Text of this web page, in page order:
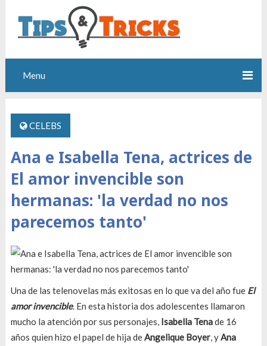
Menu
CELEBS
Ana e Isabella Tena, actrices de
El amor invencible son
hermanas: 'la verdad no nos
parecemos tanto'
Una de las telenovelas más exitosas en lo que va del año fue El
amor invencible. En esta historia dos adolescentes llamaron
mucho la atención por sus personajes, Isabella Tenade 16
años quien hizo el papel de hija deAngelique Boyer, yAna